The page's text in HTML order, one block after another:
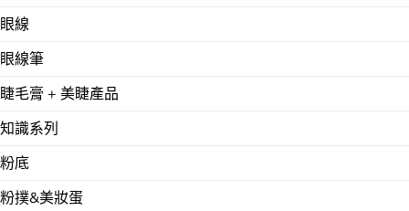
眼線
眼線筆
睫毛膏 + 美睫產品
知識系列
粉底
粉撲&美妝蛋